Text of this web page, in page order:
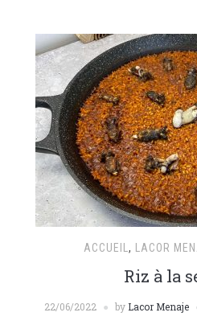
ACCUEIL , LACOR
Riz à la
22/06/2022 by Lacor Menaje